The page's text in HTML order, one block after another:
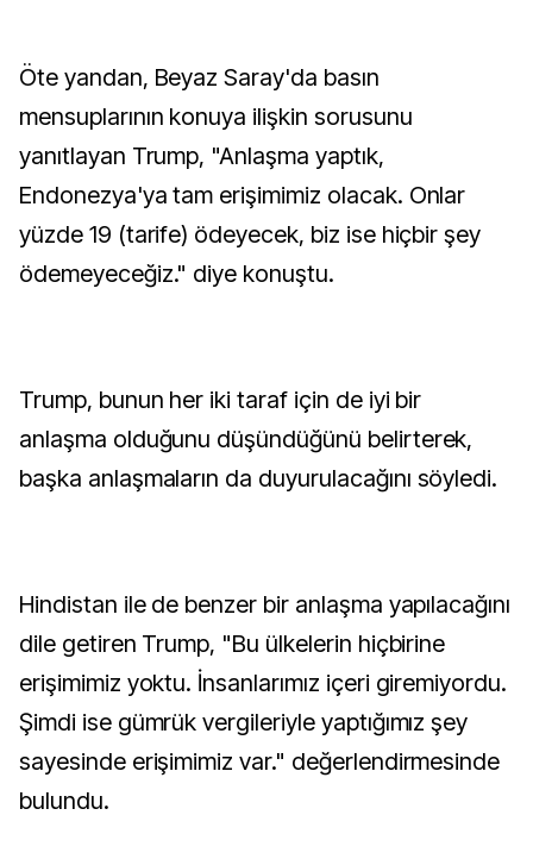
Öte yandan, Beyaz Saray'da basın
mensuplarının konuya ilişkin sorusunu
yanıtlayan Trump, "Anlaşma yaptık,
Endonezya'ya tam erişimimiz olacak. Onlar
yüzde 19 (tarife) ödeyecek, biz ise hiçbir şey
ödemeyeceğiz." diye konuştu.
Trump, bunun her iki taraf için de iyi bir
anlaşma olduğunu düşündüğünü belirterek,
başka anlaşmaların da duyurulacağını söyledi.
Hindistan ile de benzer bir anlaşma yapılacağını
dile getiren Trump, "Bu ülkelerin hiçbirine
erişimimiz yoktu. İnsanlarımız içeri giremiyordu.
Şimdi ise gümrük vergileriyle yaptığımız şey
sayesinde erişimimiz var." değerlendirmesinde
bulundu.